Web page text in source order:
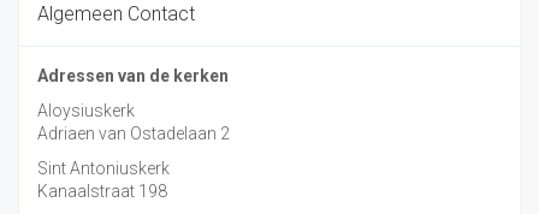
Algemeen Contact
Adressen van de kerken
Aloysiuskerk
Adriaen van Ostadelaan 2
Sint Antoniuskerk
Kanaalstraat 198